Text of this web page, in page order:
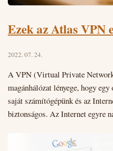
Ezek az Atlas VPN
2022. 07. 24.
A VPN (Virtual Private
magánhálózat lényege, hogy
saját számítógépünk és az
biztonságos. Az Internet egyre